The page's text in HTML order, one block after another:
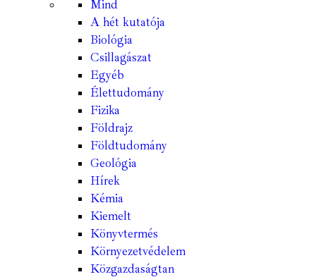
Mind
A hét kutatója
Biológia
Csillagászat
Egyéb
Élettudomány
Fizika
Földrajz
Földtudomány
Geológia
Hírek
Kémia
Kiemelt
Könyvtermés
Környezetvédelem
Közgazdaságtan